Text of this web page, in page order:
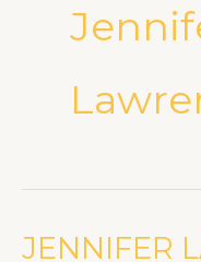
JENNIFER
JENNIFER